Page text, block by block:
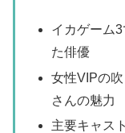
イカゲーム
た俳優
女性VIPの
さんの魅力
主要キャス